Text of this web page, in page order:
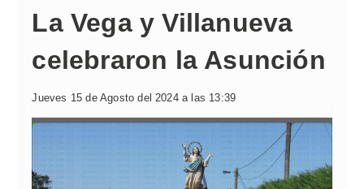
La Vega y Villanueva
celebraron la Asunción
Jueves 15 de Agosto del 2024 a las 13:39